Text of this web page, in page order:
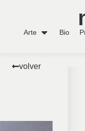
Arte Bio
volver